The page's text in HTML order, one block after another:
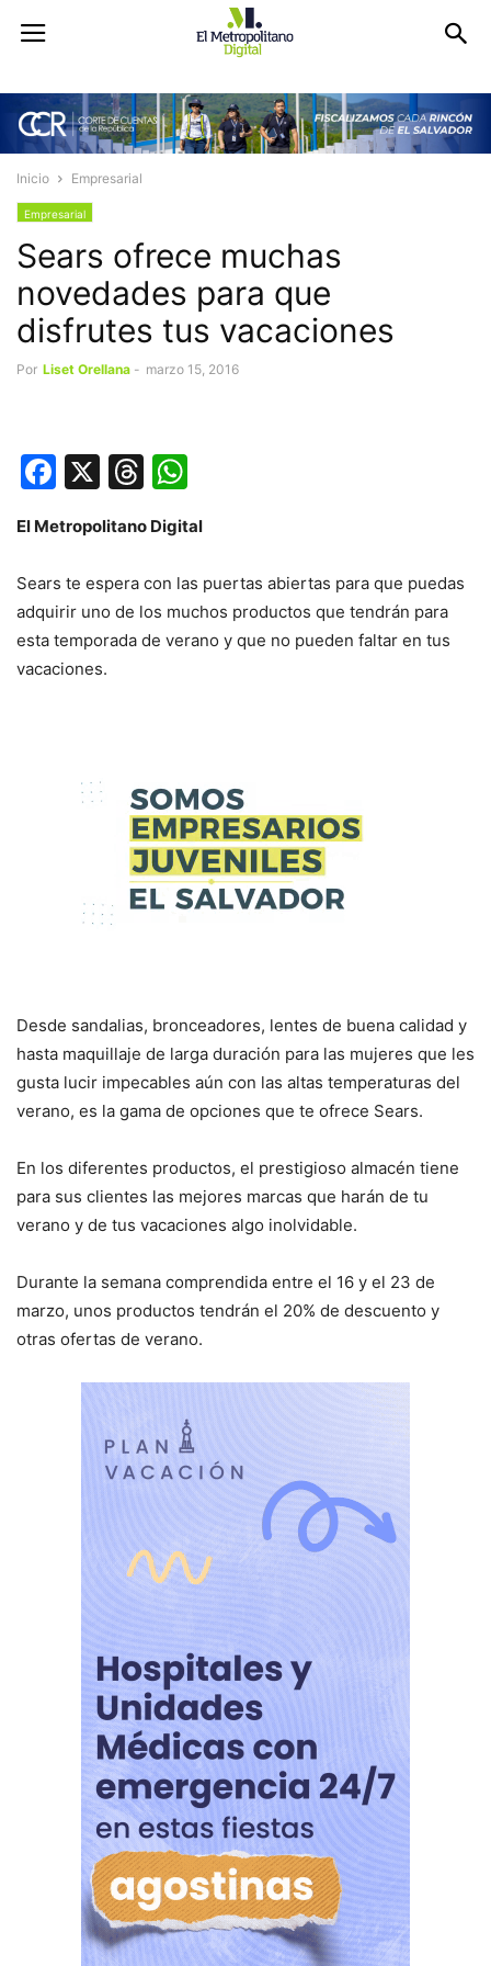
Inicio Empresarial
Empresarial
Sears ofrece muchas
novedades para que
disfrutes tus vacaciones
Por Liset Orellana - marzo 15, 2016
Facebook
X Threads
El Metropolitano Digital
Sears te espera con las puertas abiertas para que puedas
adquirir uno de los muchos productos que tendrán para
esta temporada de verano y que no pueden faltar en tus
vacaciones.
Desde sandalias, bronceadores, lentes de buena calidad y
hasta maquillaje de larga duración para las mujeres que les
gusta lucir impecables aún con las altas temperaturas del
verano, es la gama de opciones que te ofrece Sears.
En los diferentes productos, el prestigioso almacén tiene
para sus clientes las mejores marcas que harán de tu
verano y de tus vacaciones algo inolvidable.
Durante la semana comprendida entre el 16 y el 23 de
marzo, unos productos tendrán el 20% de descuento y
otras ofertas de verano.